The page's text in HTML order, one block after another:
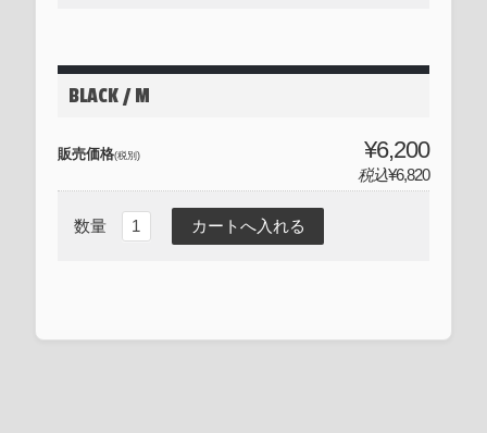
BLACK / M
販売価格(税別) ¥6,200
税込¥6,820
数量